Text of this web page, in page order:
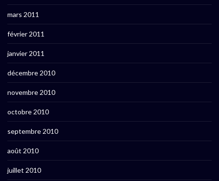
mars 2011
février 2011
janvier 2011
décembre 2010
novembre 2010
octobre 2010
septembre 2010
août 2010
juillet 2010